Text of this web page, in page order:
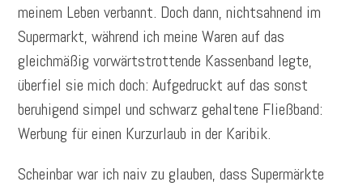
meinem Leben verbannt. Doch dann, nichtsahnend im
Supermarkt, während ich meine Waren auf das
gleichmäßig vorwärtstrottende Kassenband legte,
überfiel sie mich doch: Aufgedruckt auf das sonst
beruhigend simpel und schwarz gehaltene Fließband:
Werbung für einen Kurzurlaub in der Karibik.
Scheinbar war ich naiv zu glauben, dass Supermärkte